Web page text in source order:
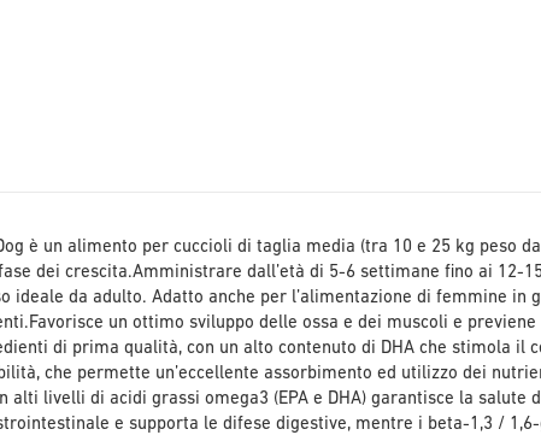
è un alimento per cuccioli di taglia media (tra 10 e 25 kg peso
dei crescita.Amministrare dall’età di 5-6 settimane fino ai 12-
ideale da adulto. Adatto anche per l’alimentazione di femmine in
un ottimo sviluppo delle ossa e dei muscoli e previene
di prima qualità, con un alto contenuto di DHA che stimola il
che permette un’eccellente assorbimento ed utilizzo dei
livelli di acidi grassi omega3 (EPA e DHA) garantisce la salute
e supporta le difese digestive, mentre i beta-1,3 /